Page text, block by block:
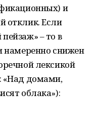
и
отклик. Если
– то в
намеренно снижен
лексикой
«Над домами,
облака»):